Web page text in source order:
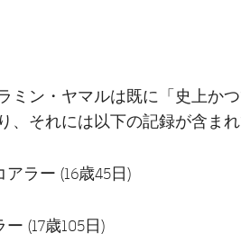
ミン・ヤマルは既に「史上か
、それには以下の記録が含ま
アラー (16歳45日)
ー (17歳105日)